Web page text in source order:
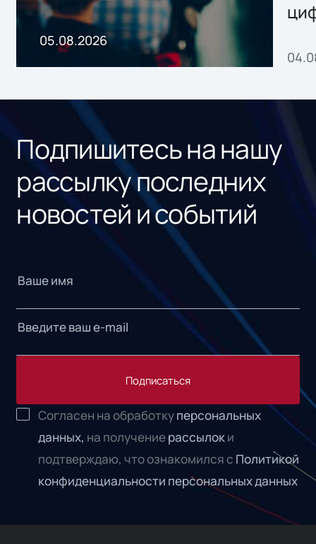
05.08.2026
Подпишитесь на нашу
рассылку последних
новостей и событий
Подписаться
Согласен на обработкуперсональных
данных, на получениерассылоки
подтверждаю, что ознакомился с Политикой
конфиденциальности персональных данных